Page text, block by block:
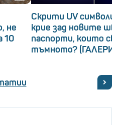
не
10
Скрити UV символи:
крие зад новите
паспорти, които
тъмното?